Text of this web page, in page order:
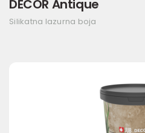
DECOR Antique
Silikatna lazurna boja